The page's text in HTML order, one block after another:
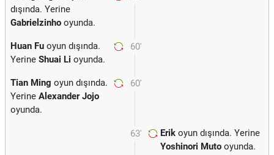
dışında. Yerine
Gabrielzinho oyunda.
60'
Huan Fu oyun dışında.
Yerine Shuai Li oyunda.
60'
Tian Ming oyun dışında.
Yerine Alexander Jojo
oyunda.
63' Erik oyun dışında. Yerine
Yoshinori Muto oyunda.